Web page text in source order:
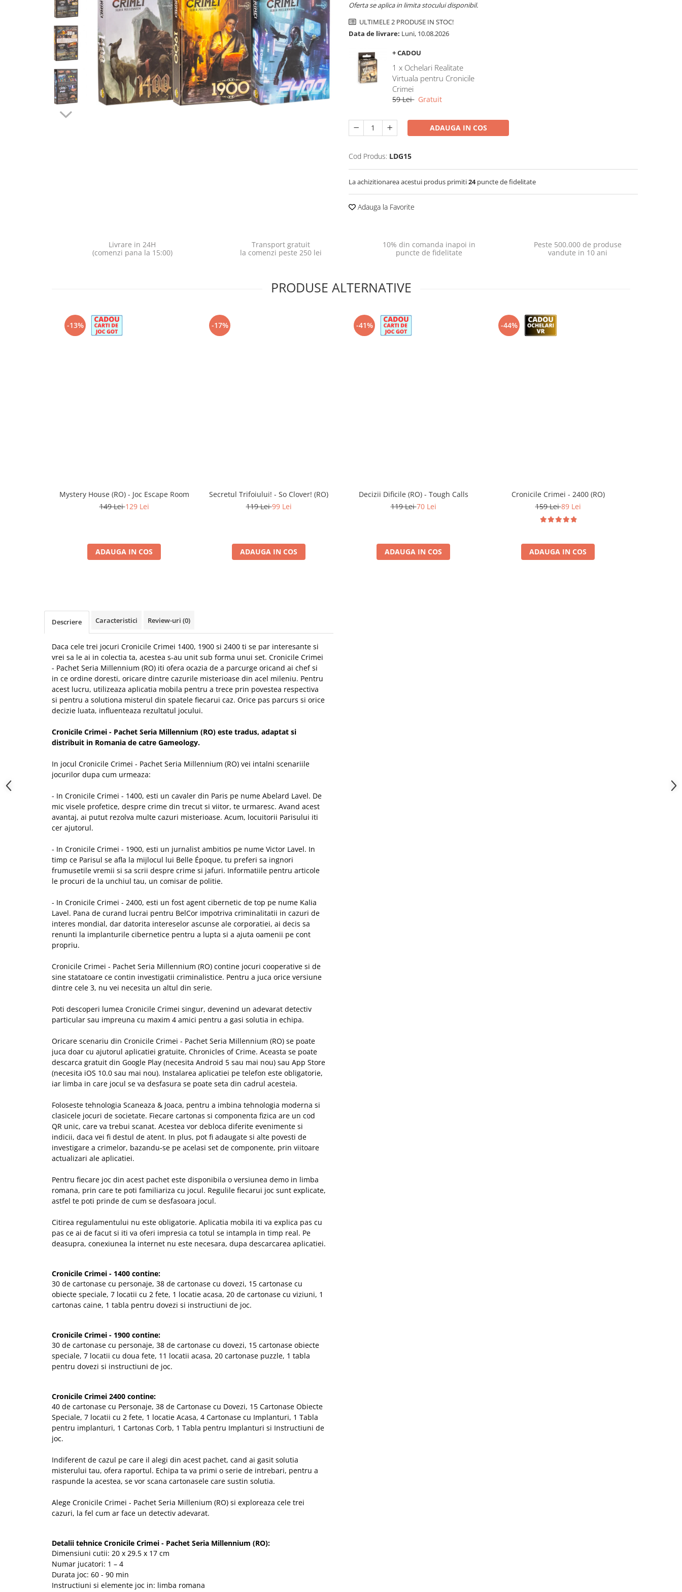
Jocuri pentru o persoana
Jocuri pentru 2 persoane
Game cunoscute
Vezi toate produsele STEM
Oferta se aplica in limita stocului disponibil.
ULTIMELE 2 PRODUSE IN STOC!
Data de livrare: Luni, 10.08.2026
+ CADOU
1 x Ochelari Realitate
Virtuala pentru Cronicile
Crimei
59 LeiGratuit
ADAUGA IN COS
Cod Produs: LDG15
La achizitionarea acestui produs primiti24puncte de fidelitate
Adauga la Favorite
Livrare in 24H
(comenzi pana la 15:00)
Transport gratuit
la comenzi peste 250 lei
10% din comanda inapoi in
puncte de fidelitate
Peste 500.000 de produse
vandute in 10 ani
PRODUSE ALTERNATIVE
-13%
Mystery House (RO) - Joc Escape Room
149 Lei129 Lei
ADAUGA IN COS
-17%
Secretul Trifoiului! - So Clover! (RO)
119 Lei99 Lei
ADAUGA IN COS
-41%
Decizii Dificile (RO) - Tough Calls
119 Lei70 Lei
ADAUGA IN COS
-44%
Cronicile Crimei - 2400 (RO)
159 Lei89 Lei
ADAUGA IN COS
Descriere Caracteristici Review-uri (0)
Daca cele trei jocuri Cronicile Crimei 1400, 1900 si 2400 ti se par interesante si
vrei sa le ai in colectia ta, acestea s-au unit sub forma unui set. Cronicile Crimei
- Pachet Seria Millennium (RO) iti ofera ocazia de a parcurge oricand ai chef si
in ce ordine doresti, oricare dintre cazurile misterioase din acel mileniu. Pentru
acest lucru, utilizeaza aplicatia mobila pentru a trece prin povestea respectiva
si pentru a solutiona misterul din spatele fiecarui caz. Orice pas parcurs si orice
decizie luata, influenteaza rezultatul jocului.
Cronicile Crimei - Pachet Seria Millennium (RO) este tradus, adaptat si
distribuit in Romania de catre Gameology.
In jocul Cronicile Crimei - Pachet Seria Millennium (RO) vei intalni scenariile
jocurilor dupa cum urmeaza:
- In Cronicile Crimei - 1400, esti un cavaler din Paris pe nume Abelard Lavel. De
mic visele profetice, despre crime din trecut si viitor, te urmaresc. Avand acest
avantaj, ai putut rezolva multe cazuri misterioase. Acum, locuitorii Parisului iti
cer ajutorul.
- In Cronicile Crimei - 1900, esti un jurnalist ambitios pe nume Victor Lavel. In
timp ce Parisul se afla la mijlocul lui Belle Époque, tu preferi sa ingnori
frumusetile vremii si sa scrii despre crime si jafuri. Informatiile pentru articole
le procuri de la unchiul tau, un comisar de politie.
- In Cronicile Crimei - 2400, esti un fost agent cibernetic de top pe nume Kalia
Lavel. Pana de curand lucrai pentru BelCor impotriva criminalitatii in cazuri de
interes mondial, dar datorita intereselor ascunse ale corporatiei, ai decis sa
renunti la implanturile cibernetice pentru a lupta si a ajuta oamenii pe cont
propriu.
Cronicile Crimei - Pachet Seria Millennium (RO) contine jocuri cooperative si de
sine statatoare ce contin investigatii criminalistice. Pentru a juca orice versiune
dintre cele 3, nu vei necesita un altul din serie.
Poti descoperi lumea Cronicile Crimei singur, devenind un adevarat detectiv
particular sau impreuna cu maxim 4 amici pentru a gasi solutia in echipa.
Oricare scenariu din Cronicile Crimei - Pachet Seria Millennium (RO) se poate
juca doar cu ajutorul aplicatiei gratuite, Chronicles of Crime. Aceasta se poate
descarca gratuit din Google Play (necesita Android 5 sau mai nou) sau App Store
(necesita iOS 10.0 sau mai nou). Instalarea aplicatiei pe telefon este obligatorie,
iar limba in care jocul se va desfasura se poate seta din cadrul acesteia.
Foloseste tehnologia Scaneaza & Joaca, pentru a imbina tehnologia moderna si
clasicele jocuri de societate. Fiecare cartonas si componenta fizica are un cod
QR unic, care va trebui scanat. Acestea vor debloca diferite evenimente si
indicii, daca vei fi destul de atent. In plus, pot fi adaugate si alte povesti de
investigare a crimelor, bazandu-se pe acelasi set de componente, prin viitoare
actualizari ale aplicatiei.
Pentru fiecare joc din acest pachet este disponibila o versiunea demo in limba
romana, prin care te poti familiariza cu jocul. Regulile fiecarui joc sunt explicate,
astfel te poti prinde de cum se desfasoara jocul.
Citirea regulamentului nu este obligatorie. Aplicatia mobila iti va explica pas cu
pas ce ai de facut si iti va oferi impresia ca totul se intampla in timp real. Pe
deasupra, conexiunea la internet nu este necesara, dupa descarcarea aplicatiei.
Cronicile Crimei - 1400 contine:
30 de cartonase cu personaje, 38 de cartonase cu dovezi, 15 cartonase cu
obiecte speciale, 7 locatii cu 2 fete, 1 locatie acasa, 20 de cartonase cu viziuni, 1
cartonas caine, 1 tabla pentru dovezi si instructiuni de joc.
Cronicile Crimei - 1900 contine:
30 de cartonase cu personaje, 38 de cartonase cu dovezi, 15 cartonase obiecte
speciale, 7 locatii cu doua fete, 11 locatii acasa, 20 cartonase puzzle, 1 tabla
pentru dovezi si instructiuni de joc.
Cronicile Crimei 2400 contine:
40 de cartonase cu Personaje, 38 de Cartonase cu Dovezi, 15 Cartonase Obiecte
Speciale, 7 locatii cu 2 fete, 1 locatie Acasa, 4 Cartonase cu Implanturi, 1 Tabla
pentru implanturi, 1 Cartonas Corb, 1 Tabla pentru Implanturi si Instructiuni de
joc.
Indiferent de cazul pe care il alegi din acest pachet, cand ai gasit solutia
misterului tau, ofera raportul. Echipa ta va primi o serie de intrebari, pentru a
raspunde la acestea, se vor scana cartonasele care sustin solutia.
Alege Cronicile Crimei - Pachet Seria Millenium (RO) si exploreaza cele trei
cazuri, la fel cum ar face un detectiv adevarat.
Detalii tehnice Cronicile Crimei - Pachet Seria Millennium (RO):
Dimensiuni cutii: 20 x 29.5 x 17 cm
Numar jucatori: 1 – 4
Durata joc: 60 - 90 min
Instructiuni si elemente joc in: limba romana